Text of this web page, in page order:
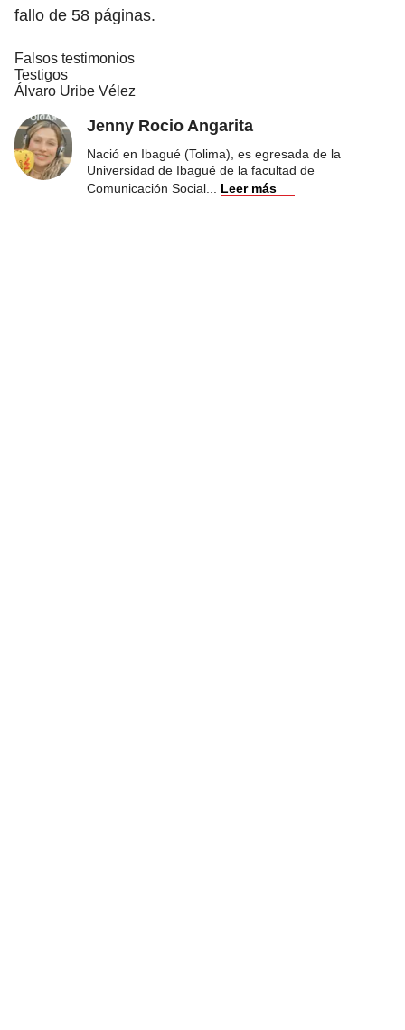
fallo de 58 páginas.
Falsos testimonios
Testigos
Álvaro Uribe Vélez
Jenny Rocio Angarita
Nació en Ibagué (Tolima), es egresada de la
Universidad de Ibagué de la facultad de
Comunicación Social
Leer más